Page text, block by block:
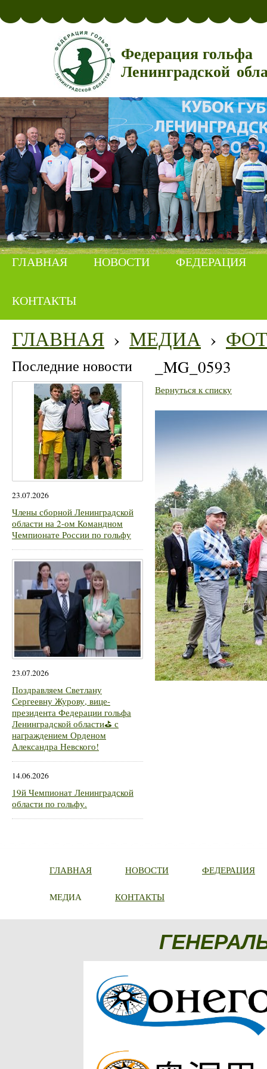
Федерация гольфа
Ленинградской
ГЛАВНАЯ НОВОСТИ ФЕДЕРАЦИЯ
КОНТАКТЫ
ГЛАВНАЯ › МЕДИА ›
Последние новости
23.07.2026
Члены сборной Ленинградской
области на 2-ом Командном
Чемпионате России по гольфу
23.07.2026
Поздравляем Светлану
Сергеевну Журову, вице-
президента Федерации гольфа
Ленинградской области⛳ с
награждением Орденом
Александра Невского!
14.06.2026
19й Чемпионат Ленинградской
области по гольфу.
_MG_0593
Вернуться к списку
ГЛАВНАЯ НОВОСТИ ФЕДЕРАЦИЯ
МЕДИА КОНТАКТЫ